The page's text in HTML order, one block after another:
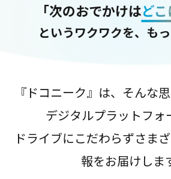
「次のおでかけはど
というワクワクを、もっ
『ドコニーク』は、そんな
デジタルプラットフォ
ドライブにこだわらずさま
報をお届けしま